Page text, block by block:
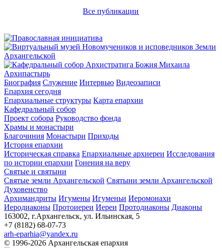
Все публикации
Архипастырь
Биография Служение Интервью Видеозаписи
Епархия сегодня
Епархиальные структуры Карта епархии
Кафедральный собор
Проект собора Руководство фонда
Храмы и монастыри
Благочиния Монастыри Приходы
История епархии
Историческая справка Епархиальные архиереи Исследования
по истории епархии Гонения на веру
Святые и святыни
Святые земли Архангельской Святыни земли Архангельской
Духовенство
Архимандриты Игумены Игуменьи Иеромонахи
Иеродиаконы Протоиереи Иереи Протодиаконы Диаконы
163002, г.Архангельск, ул. Ильинская, 5
+7 (8182) 68-07-73
arh-eparhia@yandex.ru
© 1996-2026 Архангельская епархия